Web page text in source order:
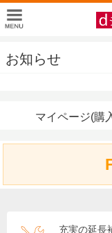
お知らせ
マイページ(購
充実の延長